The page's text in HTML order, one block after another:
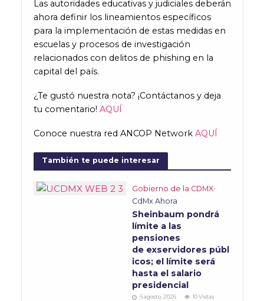
Las autoridades educativas y judiciales deberán
ahora definir los lineamientos específicos
para la implementación de estas medidas en
escuelas y procesos de investigación
relacionados con delitos de phishing en la
capital del país.
¿Te gustó nuestra nota? ¡Contáctanos y deja
tu comentario! AQUÍ
Conoce nuestra red ANCOP Network AQUÍ
También te puede interesar
Gobierno de la CDMX•
CdMx Ahora
Sheinbaum pondrá
límite a las
pensiones
de exservidores públ
icos; el límite será
hasta el salario
presidencial
5 agosto, 2026
10 Vistas